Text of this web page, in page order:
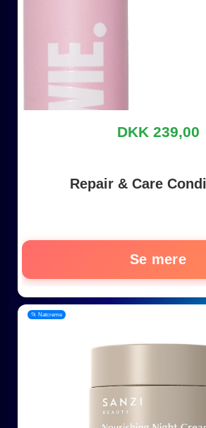
DKK 239,00
Repair & Care
Se mere
📂 Natcreme